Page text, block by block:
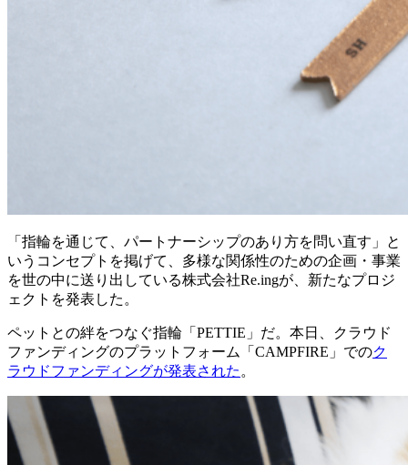
「指輪を通じて、パートナーシップのあり方を問い直す」と
いうコンセプトを掲げて、多様な関係性のための企画・事業
を世の中に送り出している株式会社Re.ingが、新たなプロジ
ェクトを発表した。
ペットとの絆をつなぐ指輪「PETTIE」だ。本日、クラウド
ファンディングのプラットフォーム「CAMPFIRE」でのク
ラウドファンディングが発表された 。